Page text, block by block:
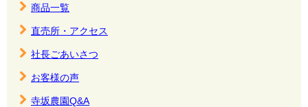
商品一覧
直売所・アクセス
社長ごあいさつ
お客様の声
寺坂農園Q&A